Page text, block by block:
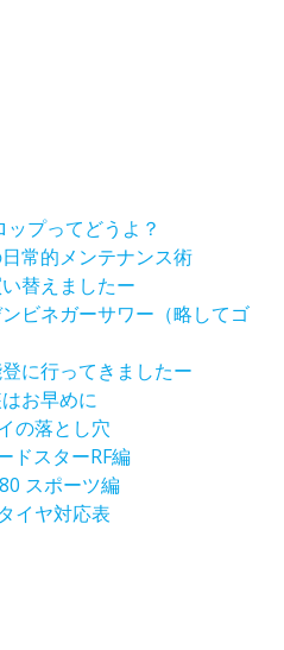
ップってどうよ？
常的メンテナンス術
替えましたー
ビネガーサワー（略してゴ
に行ってきましたー
お早めに
の落とし穴
ドスターRF編
スポーツ編
イヤ対応表